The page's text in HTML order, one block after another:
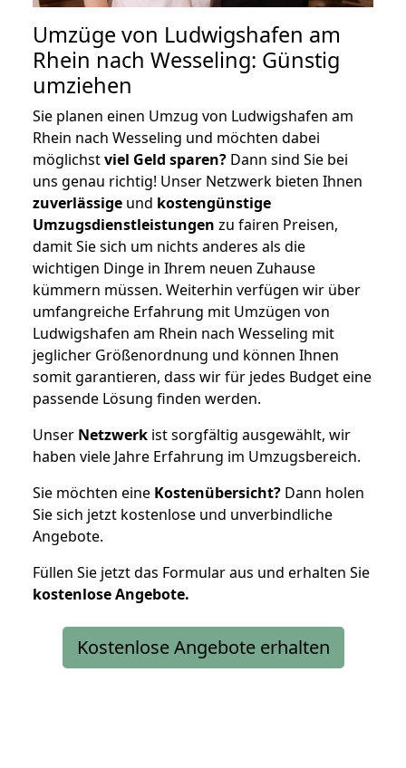
Umzüge von Ludwigshafen am
Rhein nach Wesseling: Günstig
umziehen
Sie planen einen Umzug von Ludwigshafen am
Rhein nach Wesseling und möchten dabei
möglichstviel Geld sparen? Dann sind Sie bei
uns genau richtig! Unser Netzwerk bieten Ihnen
zuverlässige und kostengünstige
Umzugsdienstleistungen zu fairen Preisen,
damit Sie sich um nichts anderes als die
wichtigen Dinge in Ihrem neuen Zuhause
kümmern müssen. Weiterhin verfügen wir über
umfangreiche Erfahrung mit Umzügen von
Ludwigshafen am Rhein nach Wesseling mit
jeglicher Größenordnung und können Ihnen
somit garantieren, dass wir für jedes Budget eine
passende Lösung finden werden.
Unser Netzwerk ist sorgfältig ausgewählt, wir
haben viele Jahre Erfahrung im Umzugsbereich.
Sie möchten eine Kostenübersicht? Dann holen
Sie sich jetzt kostenlose und unverbindliche
Angebote.
Füllen Sie jetzt das Formular aus und erhalten Sie
kostenloseAngebote.
Kostenlose Angebote erhalten